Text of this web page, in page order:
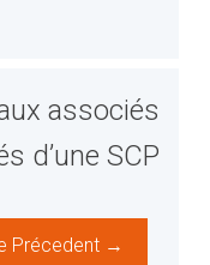
associés
d’une SCP
Précedent →